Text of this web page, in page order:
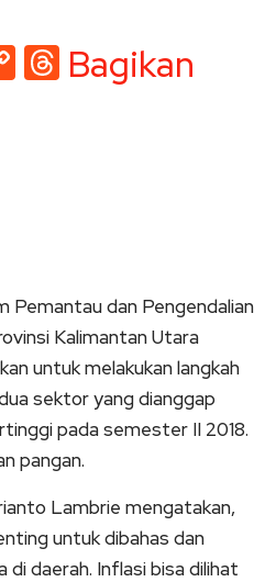
CopyThreads
Bagikan
Pemantau dan Pengendalian
Kalimantan Utara
untuk melakukan langkah
sektor yang dianggap
pada semester II 2018.
pangan.
Lambrie mengatakan,
untuk dibahas dan
daerah. Inflasi bisa dilihat